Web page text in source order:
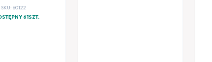
SKU: 60122
61SZT.